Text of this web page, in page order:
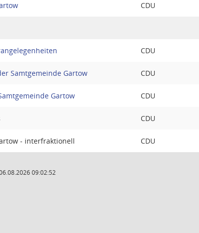
CDU
CDU
Samtgemeinde Gartow CDU
Gartow CDU
CDU
- interfraktionell CDU
09:02:52